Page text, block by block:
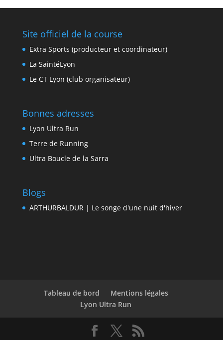
Site officiel de la course
Extra Sports (producteur et coordinateur)
La SaintéLyon
Le CT Lyon (club organisateur)
Bonnes adresses
Lyon Ultra Run
Terre de Running
Ultra Boucle de la Sarra
Blogs
ARTHURBALDUR | Le songe d'une nuit d'hiver
Tableau de bord
Mentions légales
Lyon Ultra Run